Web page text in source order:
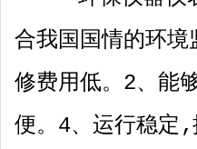
合我国国情的环
修费用低。 2、能
便。 4、运行稳定